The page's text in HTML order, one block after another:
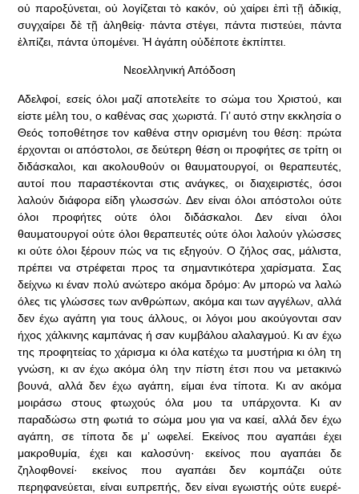
οὐ παροξύνεται, οὐ λογίζεται τὸ κακόν, οὐ χαίρει ἐπὶ τῇ ἀδικίᾳ,
συγχαίρει δὲ τῇ ἀληθείᾳ· πάντα στέγει, πάντα πιστεύει, πάντα
ἐλπίζει, πάντα ὑπομένει. Ἡ ἀγάπη οὐδέποτε ἐκπίπτει.
Νεοελληνική Απόδοση
Αδελφοί, εσείς όλοι μαζί αποτελείτε το σώμα του Χριστού, και
είστε μέλη του, ο καθένας σας χωριστά. Γι’ αυτό στην εκκλησία ο
Θεός τοπο­θέτησε τον καθένα στην ορισμένη του θέση: πρώτα
έρχονται οι από­στολοι, σε δεύτερη θέση οι προφήτες σε τρίτη οι
διδάσκαλοι, και ακολουθούν οι θαυματουργοί, οι θεραπευτές,
αυτοί που παραστέκον­ται στις ανάγκες, οι διαχειριστές, όσοι
λαλούν διάφορα είδη γλωσ­σών. Δεν είναι όλοι απόστολοι ούτε
όλοι προφήτες ούτε όλοι διδά­σκαλοι. Δεν είναι όλοι
θαυματουργοί ούτε όλοι θεραπευτές ούτε όλοι λαλούν γλώσσες
κι ούτε όλοι ξέρουν πώς να τις εξηγούν. Ο ζήλος σας, μάλιστα,
πρέπει να στρέφεται προς τα σημαντικότερα χα­ρίσματα. Σας
δείχνω κι έναν πολύ ανώτερο ακόμα δρόμο: Αν μπορώ να λαλώ
όλες τις γλώσσες των ανθρώπων, ακόμα και των αγγέλων, αλλά
δεν έχω αγάπη για τους άλλους, οι λόγοι μου ακούγονται σαν
ήχος χάλκινης καμπάνας ή σαν κυμβάλου αλαλαγμού. Κι αν έχω
της προφητείας το χάρισμα κι όλα κατέχω τα μυστήρια κι όλη τη
γνώση, κι αν έχω ακόμα όλη την πίστη έτσι που να μετακινώ
βουνά, αλλά δεν έχω αγάπη, είμαι ένα τίποτα. Κι αν ακόμα
μοιράσω στους φτωχούς όλα μου τα υπάρχοντα. Κι αν
παραδώσω στη φωτιά το σώμα μου για να καεί, αλλά δεν έχω
αγάπη, σε τίποτα δε μ’ ωφελεί. Εκείνος που αγαπάει έχει
μακροθυμία, έχει και καλοσύνη· εκεί­νος που αγαπάει δε
ζηλοφθονεί· εκείνος που αγαπάει δεν κομπάζει ούτε
περηφανεύεται, είναι ευπρεπής, δεν είναι εγωιστής ούτε ευερέ­